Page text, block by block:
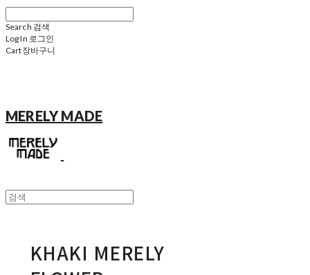
Search 검색
Log In 로그인
Cart장바구니
MERELY MADE
KHAKI MERELY